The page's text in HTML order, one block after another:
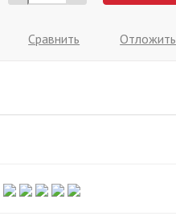
Сравнить Отложить